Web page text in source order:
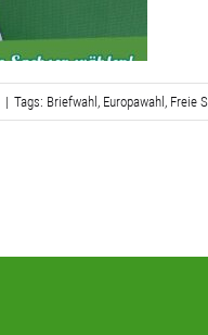
| Tags: Briefwahl , Europawahl , Freie